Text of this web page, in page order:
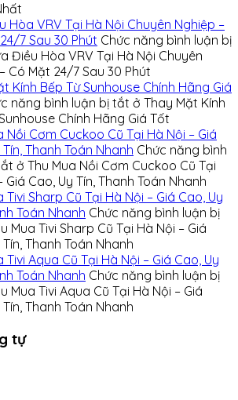
Hòa VRV Tại Hà Nội Chuyên Nghiệp –
7 Sau 30 Phút Chức năng bình luận bị
Điều Hòa VRV Tại Hà Nội Chuyên
Có Mặt 24/7 Sau 30 Phút
Kính Bếp Từ Sunhouse Chính Hãng Giá
năng bình luận bị tắt ở Thay Mặt Kính
Chính Hãng Giá Tốt
Nồi Cơm Cuckoo Cũ Tại Hà Nội – Giá
Tín, Thanh Toán Nhanh Chức năng bình
ở Thu Mua Nồi Cơm Cuckoo Cũ Tại
Giá Cao, Uy Tín, Thanh Toán Nhanh
Tivi Sharp Cũ Tại Hà Nội – Giá Cao, Uy
Toán Nhanh Chức năng bình luận bị
Mua Tivi Sharp Cũ Tại Hà Nội – Giá
Tín, Thanh Toán Nhanh
Tivi Aqua Cũ Tại Hà Nội – Giá Cao, Uy
Toán Nhanh Chức năng bình luận bị
Mua Tivi Aqua Cũ Tại Hà Nội – Giá
Tín, Thanh Toán Nhanh
tự